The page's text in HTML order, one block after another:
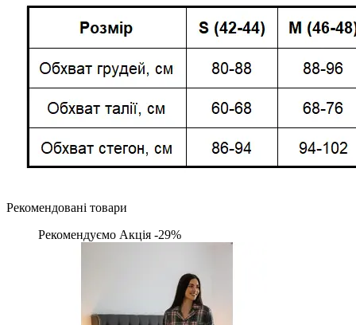
Рекомендовані товари
Рекомендуємо Акція -29%